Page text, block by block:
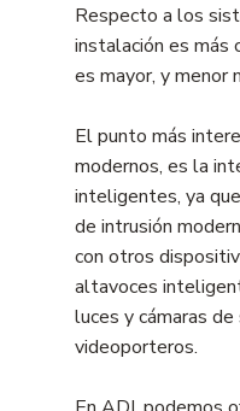
Respecto a los
instalación es más
es mayor, y menor
El punto más
modernos, es la
inteligentes, ya
de intrusión
con otros
altavoces
luces y cámaras
videoporteros.